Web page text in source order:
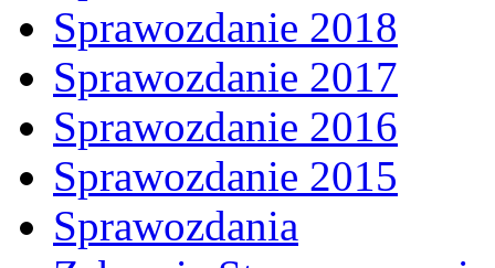
Sprawozdanie 2018
Sprawozdanie 2017
Sprawozdanie 2016
Sprawozdanie 2015
Sprawozdania